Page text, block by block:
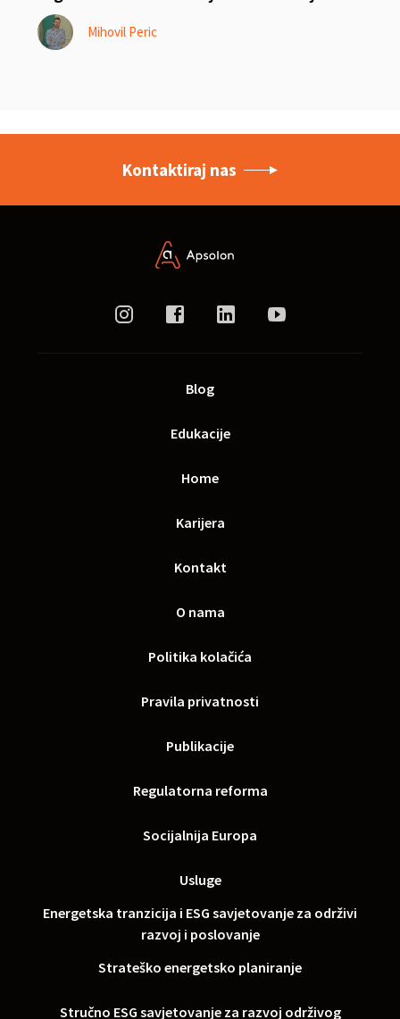
Mihovil Peric
Kontaktiraj nas
Blog
Edukacije
Home
Karijera
Kontakt
O nama
Politika kolačića
Pravila privatnosti
Publikacije
Regulatorna reforma
Socijalnija Europa
Usluge
Energetska tranzicija i ESG savjetovanje za održivi
razvoj i poslovanje
Strateško energetsko planiranje
Stručno ESG savjetovanje za razvoj održivog